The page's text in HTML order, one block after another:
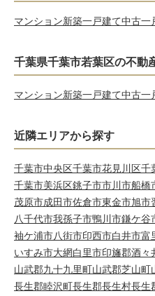
マンション新築一戸建て中古一
千葉県千葉市若葉区の不動
マンション新築一戸建て中古一
近隣エリアから探す
千葉市中央区千葉市花見川区千
千葉市美浜区銚子市市川市船橋
茂原市成田市佐倉市東金市旭市
八千代市我孫子市鴨川市鎌ケ谷
袖ケ浦市八街市印西市白井市富
いすみ市大網白里市印旛郡酒々
山武郡九十九里町山武郡芝山町
長生郡睦沢町長生郡長生村長生